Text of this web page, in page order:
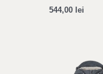
544,00 lei